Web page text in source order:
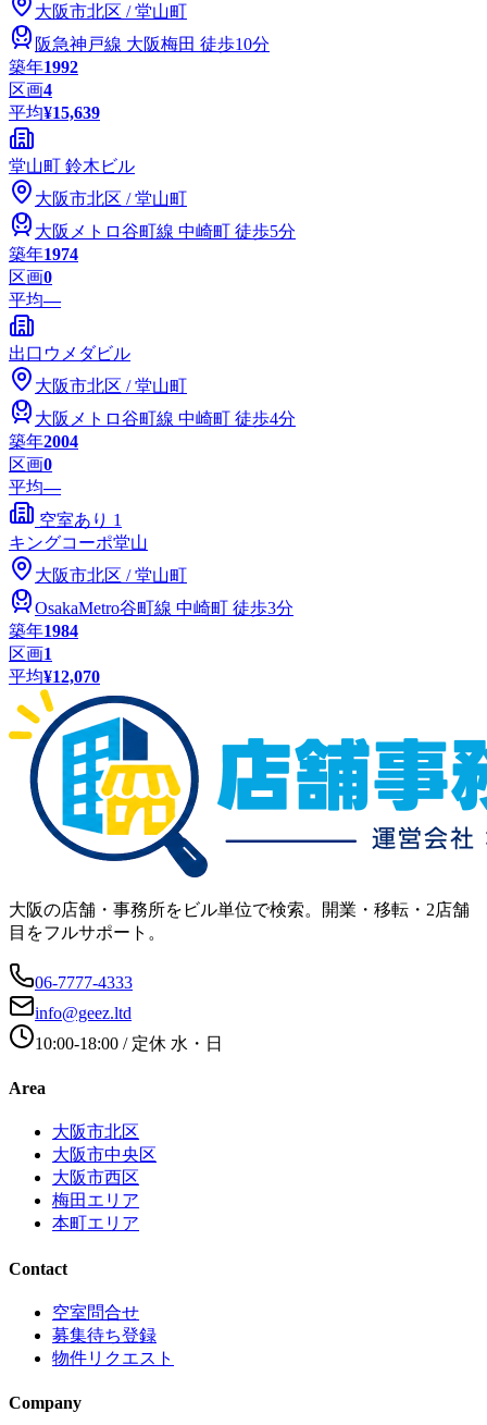
大阪市北区 /堂山町
阪急神戸線 大阪梅田 徒歩10分
築年1992
区画4
平均¥15,639
堂山町 鈴木ビル
大阪市北区 /堂山町
大阪メトロ谷町線 中崎町 徒歩5分
築年1974
区画0
平均—
出口ウメダビル
大阪市北区 /堂山町
大阪メトロ谷町線 中崎町 徒歩4分
築年2004
区画0
平均—
空室あり 1
キングコーポ堂山
大阪市北区 /堂山町
OsakaMetro谷町線 中崎町 徒歩3分
築年1984
区画1
平均¥12,070
大阪の店舗・事務所をビル単位で検索。開業・移転・2店舗
目をフルサポート。
06-7777-4333
info@geez.ltd
10:00-18:00 / 定休 水・日
Area
大阪市北区
大阪市中央区
大阪市西区
梅田エリア
本町エリア
Contact
空室問合せ
募集待ち登録
物件リクエスト
Company